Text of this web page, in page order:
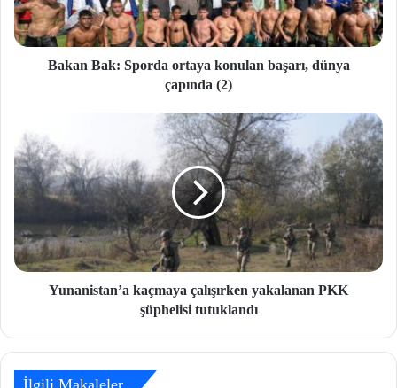
Bakan Bak: Sporda ortaya konulan başarı, dünya
çapında (2)
Yunanistan’a kaçmaya çalışırken yakalanan PKK
şüphelisi tutuklandı